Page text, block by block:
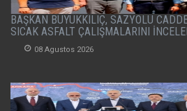
BAŞKAN BÜYÜKKILIÇ, SAZYOLU
SICAK ASFALT ÇALIŞMALARINI
08 Agustos 2026